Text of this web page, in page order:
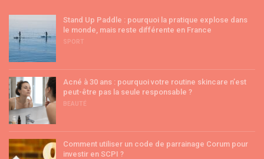
Stand Up Paddle : pourquoi la pratique explose dans
le monde, mais reste différente en France
SPORT
Acné à 30 ans : pourquoi votre routine skincare n’est
peut-être pas la seule responsable ?
BEAUTÉ
Comment utiliser un code de parrainage Corum pour
investir en SCPI ?